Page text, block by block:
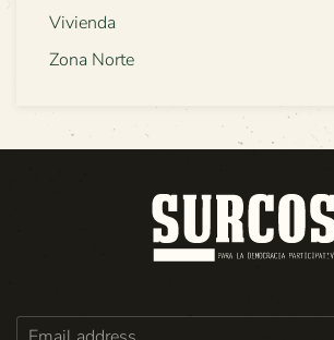
Vivienda
Zona Norte